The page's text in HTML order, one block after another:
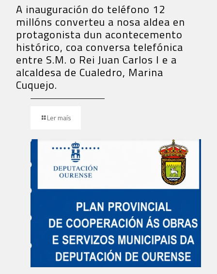
A inauguración do teléfono 12
millóns converteu a nosa aldea en
protagonista dun acontecemento
histórico, coa conversa telefónica
entre S.M. o Rei Juan Carlos I e a
alcaldesa de Cualedro, Marina
Cuquejo.
Ler maís